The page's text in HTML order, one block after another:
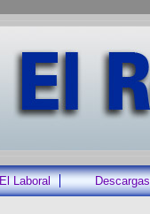
El Laboral Descargas